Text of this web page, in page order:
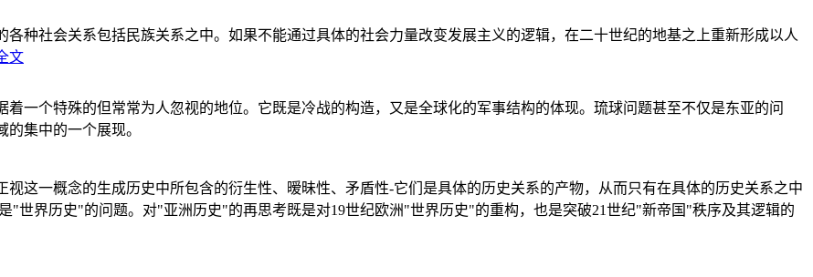
种社会关系包括民族关系之中。如果不能通过具体的社会力量改变发展主义的逻辑，在二十世纪的地基之上重新形成以人
文
一个特殊的但常常为人忽视的地位。它既是冷战的构造，又是全球化的军事结构的体现。琉球问题甚至不仅是东亚的问
集中的一个展现。
这一概念的生成历史中所包含的衍生性、暧昧性、矛盾性-它们是具体的历史关系的产物，从而只有在具体的历史关系之中
"世界历史"的问题。对"亚洲历史"的再思考既是对19世纪欧洲"世界历史"的重构，也是突破21世纪"新帝国"秩序及其逻辑的